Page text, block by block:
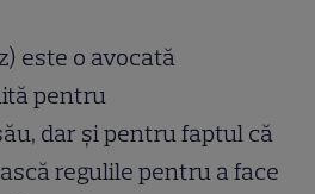
este o avocată
pentru
dar și pentru faptul că
regulile pentru a face